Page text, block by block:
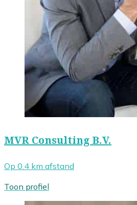
MVR Consulting B.V.
Op 0.4 km afstand
Toon profiel